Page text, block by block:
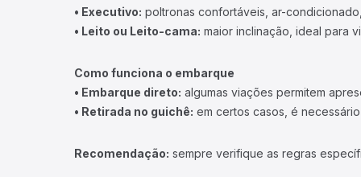
• Executivo: poltronas confortáveis, ar-
• Leito ou Leito-cama: maior inclinação, ideal para
Como funciona o embarque
• Embarque direto: algumas viações permitem
• Retirada no guichê: em certos casos, é
Recomendação: sempre verifique as regras